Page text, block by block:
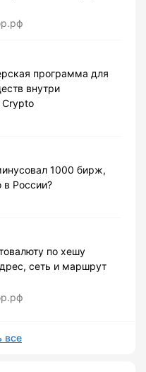
программа для
внутри
Crypto
1000 бирж,
в России?
по хешу
сеть и маршрут
все